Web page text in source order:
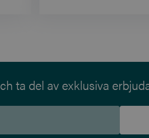
ta del av exklusiva